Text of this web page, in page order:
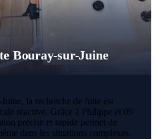
Bouray-sur-Juine
la recherche de fuite est
réactive. Grâce à Philippe et 09
précise et rapide permet de
dans les situations complexes.